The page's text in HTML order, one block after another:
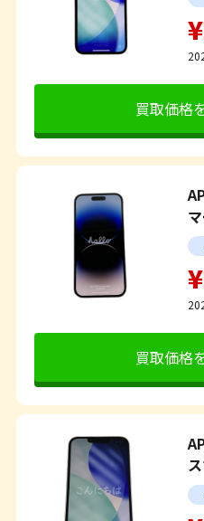
買取価格
買取価格